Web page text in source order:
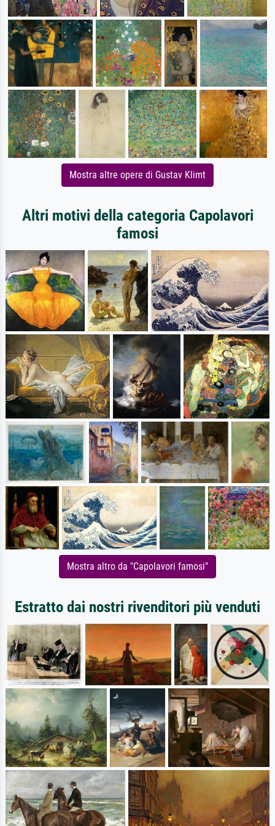
Mostra altre opere di Gustav Klimt
Altri motivi della categoria Capolavori
famosi
Mostra altro da "Capolavori famosi"
Estratto dai nostri rivenditori più venduti